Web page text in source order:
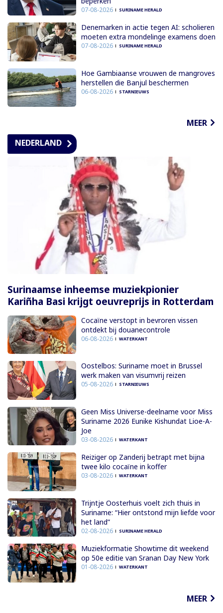
07-08-2026 SURINAME HERALD
Denemarken in actie tegen AI: scholieren
moeten extra mondelinge examens doen
07-08-2026 SURINAME HERALD
Hoe Gambiaanse vrouwen de mangroves
herstellen die Banjul beschermen
06-08-2026 STARNIEUWS
MEER
NEDERLAND
Surinaamse inheemse muziekpionier
Kariñha Basi krijgt oeuvreprijs in Rotterdam
Cocaïne verstopt in bevroren vissen
ontdekt bij douanecontrole
06-08-2026 WATERKANT
Oostelbos: Suriname moet in Brussel
werk maken van visumvrij reizen
05-08-2026 STARNIEUWS
Geen Miss Universe-deelname voor Miss
Suriname 2026 Eunike Kishundat Lioe-A-
Joe
03-08-2026 WATERKANT
Reiziger op Zanderij betrapt met bijna
twee kilo cocaïne in koffer
03-08-2026 WATERKANT
Trijntje Oosterhuis voelt zich thuis in
Suriname: “Hier ontstond mijn liefde voor
het land”
02-08-2026 SURINAME HERALD
Muziekformatie Showtime dit weekend
op 50e editie van Sranan Day New York
01-08-2026 WATERKANT
MEER